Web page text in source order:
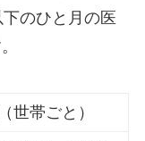
のひと月の医
世帯ごと）